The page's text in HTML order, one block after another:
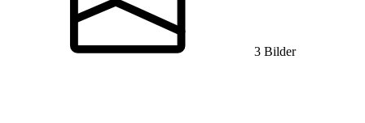
3 Bilder